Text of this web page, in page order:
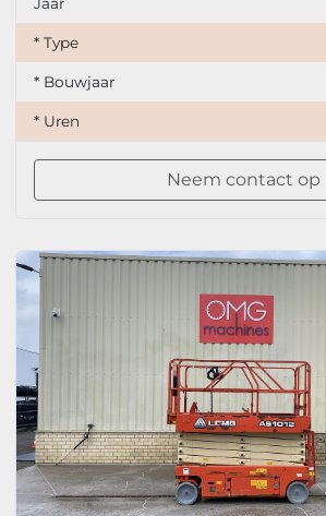
* Type
* Bouwjaar
* Uren
Neem contact op